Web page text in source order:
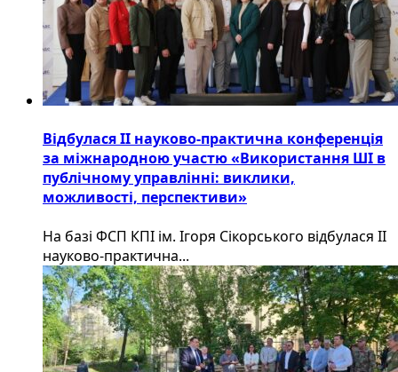
Відбулася ІІ науково-практична конференція
за міжнародною участю «Використання ШІ в
публічному управлінні: виклики,
можливості, перспективи»
На базі ФСП КПІ ім. Ігоря Сікорського відбулася ІІ
науково-практична...